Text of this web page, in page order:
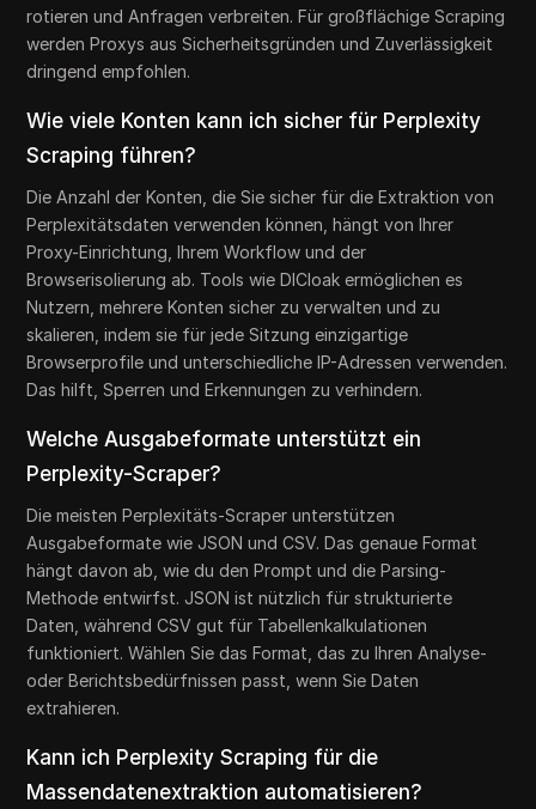
rotieren und Anfragen verbreiten. Für großflächige Scraping
werden Proxys aus Sicherheitsgründen und Zuverlässigkeit
dringend empfohlen.
Wie viele Konten kann ich sicher für Perplexity
Scraping führen?
Die Anzahl der Konten, die Sie sicher für die Extraktion von
Perplexitätsdaten verwenden können, hängt von Ihrer
Proxy-Einrichtung, Ihrem Workflow und der
Browserisolierung ab. Tools wie DICloak ermöglichen es
Nutzern, mehrere Konten sicher zu verwalten und zu
skalieren, indem sie für jede Sitzung einzigartige
Browserprofile und unterschiedliche IP-Adressen verwenden.
Das hilft, Sperren und Erkennungen zu verhindern.
Welche Ausgabeformate unterstützt ein
Perplexity-Scraper?
Die meisten Perplexitäts-Scraper unterstützen
Ausgabeformate wie JSON und CSV. Das genaue Format
hängt davon ab, wie du den Prompt und die Parsing-
Methode entwirfst. JSON ist nützlich für strukturierte
Daten, während CSV gut für Tabellenkalkulationen
funktioniert. Wählen Sie das Format, das zu Ihren Analyse-
oder Berichtsbedürfnissen passt, wenn Sie Daten
extrahieren.
Kann ich Perplexity Scraping für die
Massendatenextraktion automatisieren?